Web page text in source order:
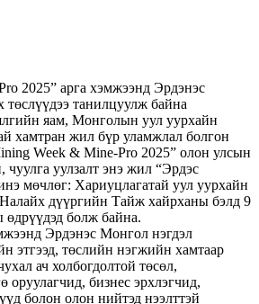
2025” арга хэмжээнд Эрдэнэс
танилцуулж байна
яам, Монголын уул уурхайн
хамтран жил бүр уламжлал болгон
Week & Mine-Pro 2025” олон улсын
чуулга уулзалт энэ жил “Эрдэс
мөчлөг: Хариуцлагатай уул уурхайн
дүүргийн Тайж хайрханы бэлд 9
өдрүүдэд болж байна.
Эрдэнэс Монгол нэгдэл
этгээд, төслийн нэгжийн хамтаар
ач холбогдолтой төсөл,
оруулагчид, бизнес эрхлэгчид,
болон олон нийтэд нээлттэй